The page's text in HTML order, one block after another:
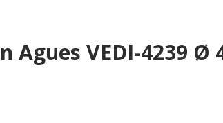
Agues VEDI-4239 Ø